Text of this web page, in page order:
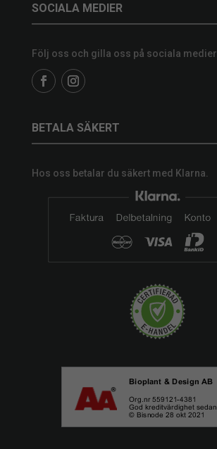
SOCIALA MEDIER
Följ oss och gilla oss på sociala medier.
BETALA SÄKERT
Hos oss betalar du säkert med Klarna.